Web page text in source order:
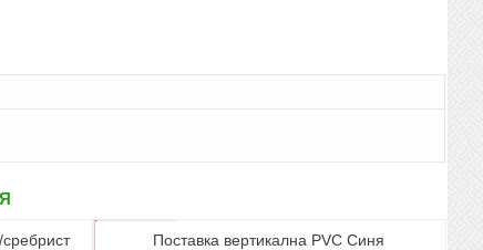
Поставка вертикална PVC Синя